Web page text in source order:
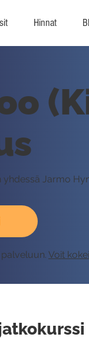
Hinnat
yhdessä Jarmo
Voit